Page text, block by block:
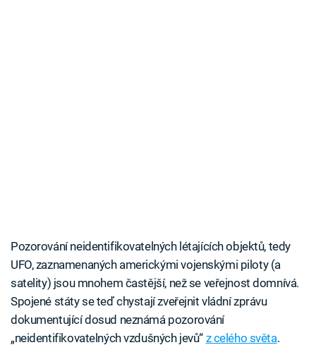
Pozorování neidentifikovatelných létajících objektů, tedy
UFO, zaznamenaných americkými vojenskými piloty (a
satelity) jsou mnohem častější, než se veřejnost domnívá.
Spojené státy se teď chystají zveřejnit vládní zprávu
dokumentující dosud neznámá pozorování
„neidentifikovatelných vzdušných jevů“ z celého světa.